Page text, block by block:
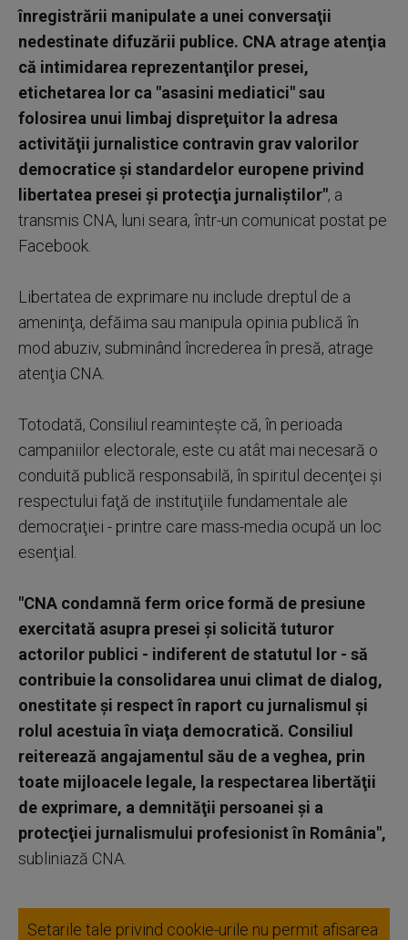
înregistrării manipulate a unei conversaţii
nedestinate difuzării publice. CNA atrage atenţia
că intimidarea reprezentanţilor presei,
etichetarea lor ca "asasini mediatici" sau
folosirea unui limbaj dispreţuitor la adresa
activităţii jurnalistice contravin grav valorilor
democratice şi standardelor europene privind
libertatea presei şi protecţia jurnaliştilor", a
transmis CNA, luni seara, într-un comunicat postat pe
Facebook.
Libertatea de exprimare nu include dreptul de a
ameninţa, defăima sau manipula opinia publică în
mod abuziv, subminând încrederea în presă, atrage
atenţia CNA.
Totodată, Consiliul reaminteşte că, în perioada
campaniilor electorale, este cu atât mai necesară o
conduită publică responsabilă, în spiritul decenţei şi
respectului faţă de instituţiile fundamentale ale
democraţiei - printre care mass-media ocupă un loc
esenţial.
"CNA condamnă ferm orice formă de presiune
exercitată asupra presei şi solicită tuturor
actorilor publici - indiferent de statutul lor - să
contribuie la consolidarea unui climat de dialog,
onestitate şi respect în raport cu jurnalismul şi
rolul acestuia în viaţa democratică. Consiliul
reiterează angajamentul său de a veghea, prin
toate mijloacele legale, la respectarea libertăţii
de exprimare, a demnităţii persoanei şi a
protecţiei jurnalismului profesionist în România",
subliniază CNA.
Setarile tale privind cookie-urile nu permit afisarea